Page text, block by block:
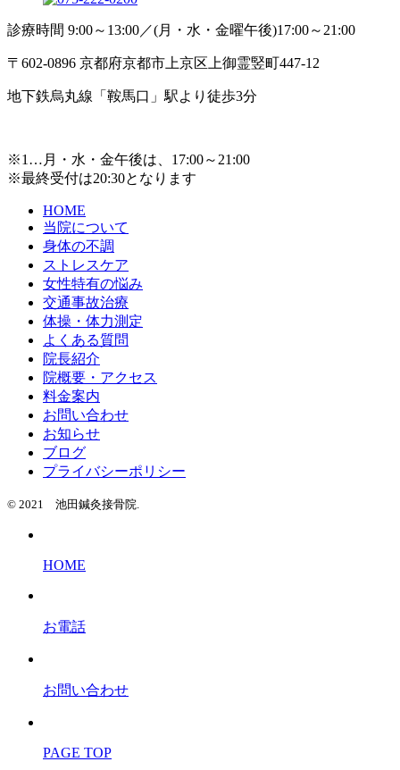
診療時間 9:00～13:00／(月・水・金曜午後)17:00～21:00
〒602-0896 京都府京都市上京区上御霊竪町447-12
地下鉄烏丸線「鞍馬口」駅より徒歩3分
※1…月・水・金午後は、17:00～21:00
※最終受付は20:30となります
HOME
当院について
身体の不調
ストレスケア
女性特有の悩み
交通事故治療
体操・体力測定
よくある質問
院長紹介
院概要・アクセス
料金案内
お問い合わせ
お知らせ
ブログ
プライバシーポリシー
© 2021 池田鍼灸接骨院.
HOME
お電話
お問い合わせ
PAGE TOP